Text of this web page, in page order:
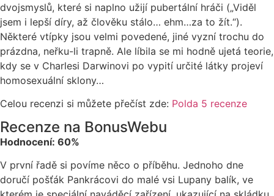
dvojsmyslů, které si naplno užijí pubertální hráči („Viděl
jsem i lepší díry, až člověku stálo… ehm…za to žít.“).
Některé vtípky jsou velmi povedené, jiné vyzní trochu do
prázdna, neřku-li trapně. Ale líbila se mi hodně ujetá teorie,
kdy se v Charlesi Darwinovi po vypití určité látky projeví
homosexuální sklony…
Celou recenzi si můžete přečíst zde: Polda 5 recenze
Recenze na BonusWebu
Hodnocení: 60%
V první řadě si povíme něco o příběhu. Jednoho dne
doručí pošťák Pankrácovi do malé vsi Lupany balík, ve